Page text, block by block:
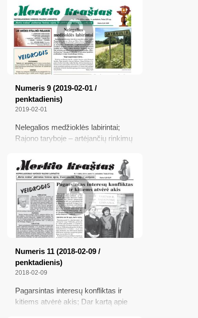
turime palaikyti kovinę parengtį; Kur
kreiptis, jeigu patiriate smurtą
artimoje aplinkoje?
Numeris 9 (2019-02-01 /
penktadienis)
2019-02-01
Nelegalios medžioklės labirintai;
Rajono taryboje – artėjančių rinkimų
rietenos; Obuoliai, daržovės ir nauji
baldai
Numeris 11 (2018-02-09 /
penktadienis)
2018-02-09
Pagarsintas interesų konfliktas ir
kitiems atvėrė akis; Dar kartą apie